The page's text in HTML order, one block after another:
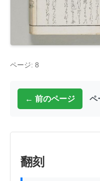
ページ: 8
← 前のページ ペ
翻刻